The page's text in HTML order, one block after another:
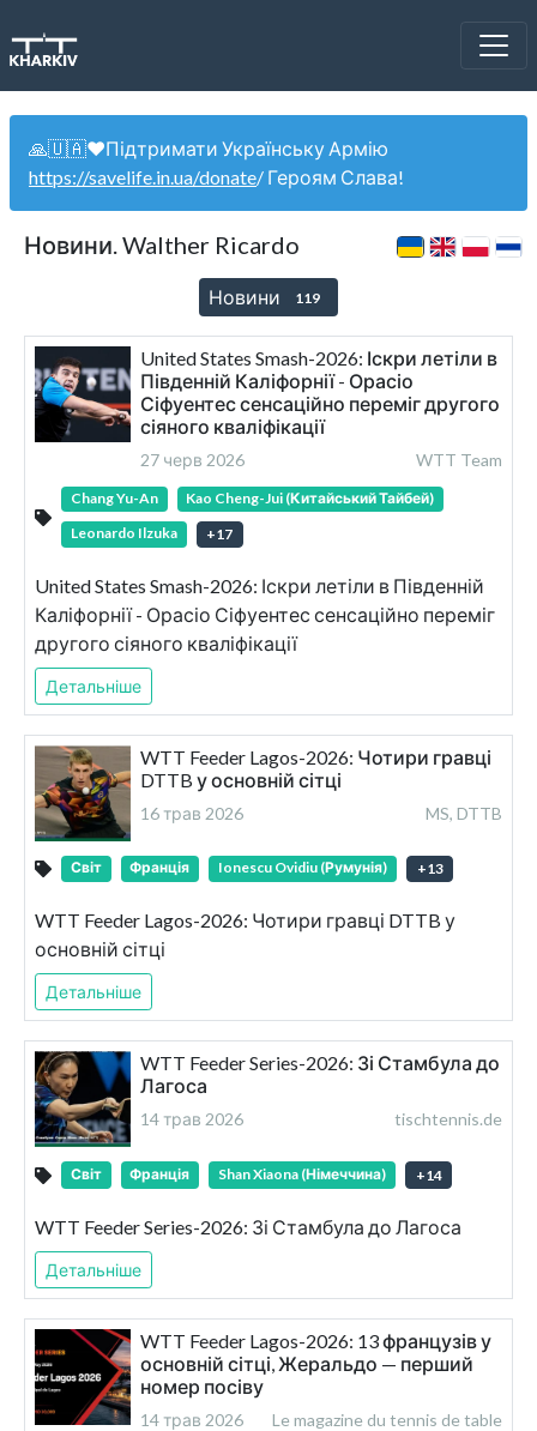
🙏🇺🇦❤️Підтримати Українську Армію
https://savelife.in.ua/donate/ Героям Слава!
Новини. Walther Ricardo
Новини 119
United States Smash-2026: Іскри летіли в
Південній Каліфорнії - Орасіо
Сіфуентес сенсаційно переміг другого
сіяного кваліфікації
27 черв 2026 WTT Team
Chang Yu-An
Kao Cheng-Jui (Китайський Тайбей)
Leonardo Ilzuka
+17
United States Smash-2026: Іскри летіли в Південній
Каліфорнії - Орасіо Сіфуентес сенсаційно переміг
другого сіяного кваліфікації
Детальніше
WTT Feeder Lagos-2026: Чотири гравці
DTTB у основній сітці
16 трав 2026 MS, DTTB
Світ Франція Ionescu Ovidiu (Румунія) +13
WTT Feeder Lagos-2026: Чотири гравці DTTB у
основній сітці
Детальніше
WTT Feeder Series-2026: Зі Стамбула до
Лагоса
14 трав 2026 tischtennis.de
Світ Франція Shan Xiaona (Німеччина) +14
WTT Feeder Series-2026: Зі Стамбула до Лагоса
Детальніше
WTT Feeder Lagos-2026: 13 французів у
основній сітці, Жеральдо — перший
номер посіву
14 трав 2026 Le magazine du tennis de table